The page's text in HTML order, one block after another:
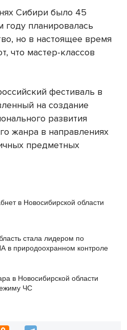
Сибири было 45
году планировалась
но в настоящее время
что мастер-классов
фестиваль в
на создание
развития
жанра в направлениях
предметных
в Новосибирской области
стала лидером по
в природоохранном контроле
в Новосибирской области
ЧС